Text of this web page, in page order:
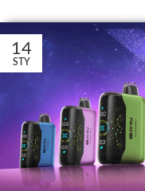
14
STY